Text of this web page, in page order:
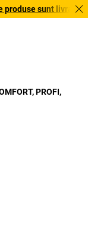
sunt livrate
PROFI,